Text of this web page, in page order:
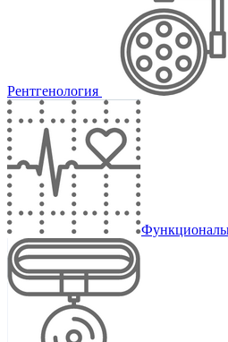
Рентгенология